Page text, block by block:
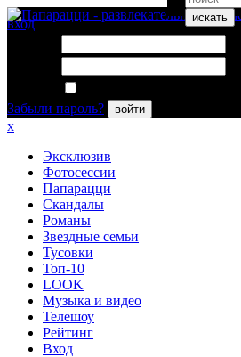
искать
вход
Забыли пароль?
войти
x
Эксклюзив
Фотосессии
Папарацци
Скандалы
Романы
Звездные семьи
Тусовки
Топ-10
LOOK
Музыка и видео
Телешоу
Рейтинг
Вход